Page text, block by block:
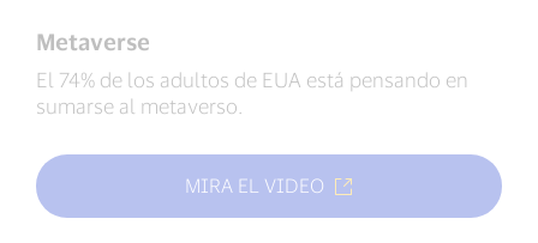
Metaverse
El 74% de los adultos de EUA está pensando en
sumarse al metaverso.
MIRA EL VIDEO